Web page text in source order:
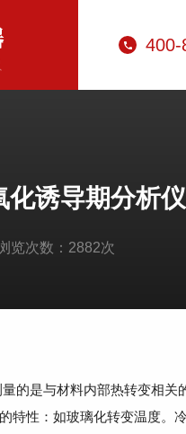
400-
化诱导期分析仪
览次数：2882次
是与材料内部热转变相关
特性：如玻璃化转变温度。